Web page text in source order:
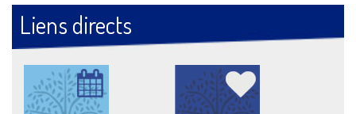
Liens directs